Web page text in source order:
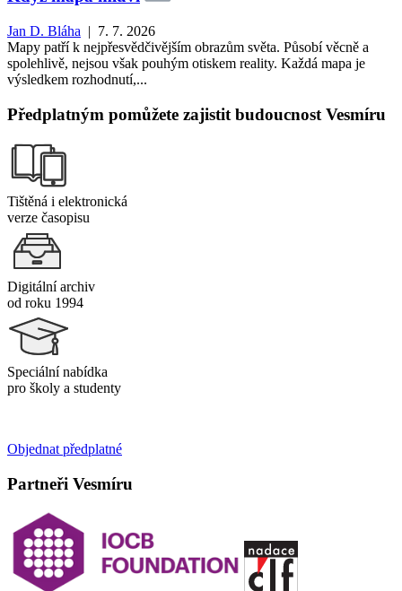
Jan D. Bláha | 7. 7. 2026
Mapy patří k nejpřesvědčivějším obrazům světa. Působí věcně a
spolehlivě, nejsou však pouhým otiskem reality. Každá mapa je
výsledkem rozhodnutí,...
Předplatným pomůžete zajistit budoucnost Vesmíru
Tištěná i elektronická
verze časopisu
Digitální archiv
od roku 1994
Speciální nabídka
pro školy a studenty
Objednat předplatné
Partneři Vesmíru